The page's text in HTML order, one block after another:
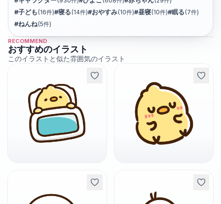
#子ども (16件)#寝る (14件)#おやすみ(10件)#昼寝(10件)#眠る (7件)
#ねんね(5件)
RECOMMEND
おすすめのイラスト
このイラストと似た雰囲気のイラスト